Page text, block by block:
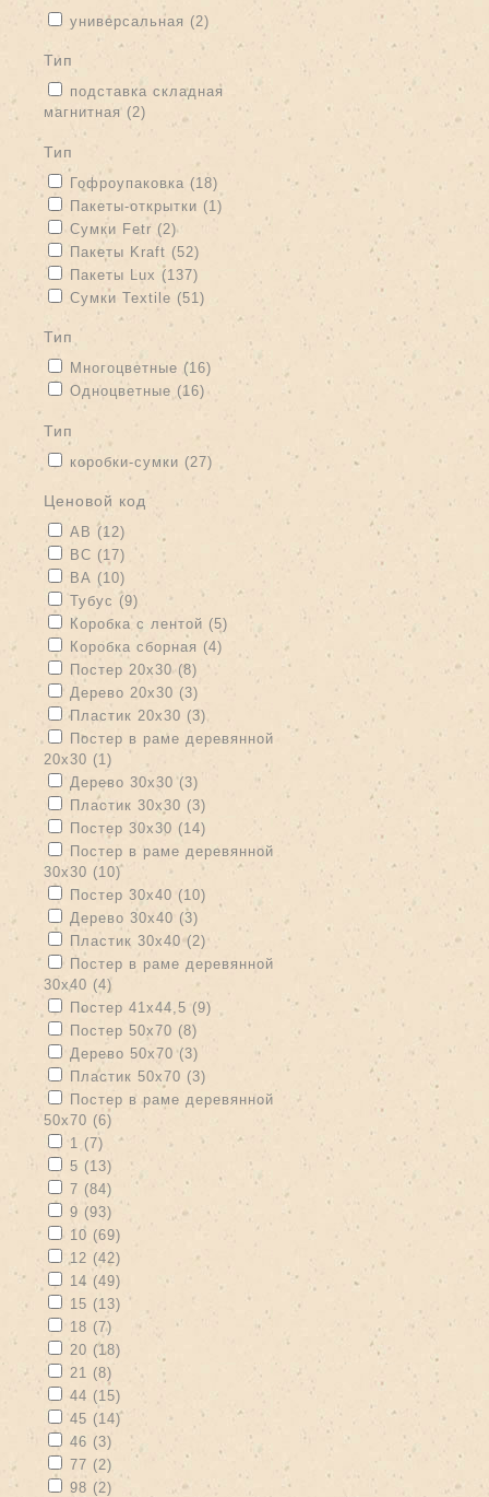
Apply универсальная filter
универсальная (2) Apply универсальная filter
тип
Apply подставка складная магнитная filter
подставка складная
магнитная (2) Apply подставка складная магнитная filter
тип
Apply Гофроупаковка filter
Гофроупаковка (18) Apply Гофроупаковка filter
Apply Пакеты-открытки filter
Пакеты-открытки (1) Apply Пакеты-открытки filter
Apply Сумки Fetr filter
Сумки Fetr (2)Apply Сумки Fetr filter
Apply Пакеты Kraft filter
Пакеты Kraft (52) Apply Пакеты Kraft filter
Apply Пакеты Lux filter
Пакеты Lux (137) Apply Пакеты Lux filter
Apply Сумки Textile filter
Сумки Textile (51) Apply Сумки Textile filter
тип
Apply Многоцветные filter
Многоцветные (16) Apply Многоцветные filter
Apply Одноцветные filter
Одноцветные (16) Apply Одноцветные filter
тип
Apply коробки-сумки filter
коробки-сумки (27) Apply коробки-сумки filter
Ценовой код
Apply АВ filter
АВ (12)
Apply ВС filter
ВС (17) Apply ВС filter
Apply ВА filter
ВА (10)
Apply Тубус filter
Тубус (9) Apply Тубус filter
Apply Коробка с лентой filter
Коробка с лентой (5) Apply Коробка с лентой filter
Apply Коробка сборная filter
Коробка сборная (4) Apply Коробка сборная filter
Apply Постер 20х30 filter
Постер 20х30 (8) Apply Постер 20х30 filter
Apply Дерево 20х30 filter
Дерево 20х30 (3) Apply Дерево 20х30 filter
Apply Пластик 20х30 filter
Пластик 20х30 (3) Apply Пластик 20х30 filter
Apply Постер в раме деревянной 20х30 filter
Постер в раме деревянной
20х30 (1) Apply Постер в раме деревянной 20х30 filter
Apply Дерево 30х30 filter
Дерево 30х30 (3) Apply Дерево 30х30 filter
Apply Пластик 30х30 filter
Пластик 30х30 (3) Apply Пластик 30х30 filter
Apply Постер 30х30 filter
Постер 30х30 (14) Apply Постер 30х30 filter
Apply Постер в раме деревянной 30х30 filter
Постер в раме деревянной
30х30 (10)Apply Постер в раме деревянной 30х30 filter
Apply Постер 30х40 filter
Постер 30х40 (10) Apply Постер 30х40 filter
Apply Дерево 30х40 filter
Дерево 30х40 (3) Apply Дерево 30х40 filter
Apply Пластик 30х40 filter
Пластик 30х40 (2) Apply Пластик 30х40 filter
Apply Постер в раме деревянной 30х40 filter
Постер в раме деревянной
30х40 (4) Apply Постер в раме деревянной 30х40 filter
Apply Постер 41х44,5 filter
Постер 41х44,5 (9) Apply Постер 41х44,5 filter
Apply Постер 50х70 filter
Постер 50х70 (8) Apply Постер 50х70 filter
Apply Дерево 50х70 filter
Дерево 50х70 (3) Apply Дерево 50х70 filter
Apply Пластик 50х70 filter
Пластик 50х70 (3) Apply Пластик 50х70 filter
Apply Постер в раме деревянной 50х70 filter
Постер в раме деревянной
50х70 (6)
Apply 1 filter
1 (7) Apply 1 filter
Apply 5 filter
5 (13) Apply 5 filter
Apply 7 filter
7 (84) Apply 7 filter
Apply 9 filter
9 (93) Apply 9 filter
Apply 10 filter
10 (69)
Apply 12 filter
12 (42) Apply 12 filter
Apply 14 filter
14 (49) Apply 14 filter
Apply 15 filter
15 (13) Apply 15 filter
Apply 18 filter
18 (7) Apply 18 filter
Apply 20 filter
20 (18)
Apply 21 filter
21 (8) Apply 21 filter
Apply 44 filter
44 (15)
Apply 45 filter
45 (14)Apply 45 filter
Apply 46 filter
46 (3) Apply 46 filter
Apply 77 filter
77 (2) Apply 77 filter
Apply 98 filter
98 (2) Apply 98 filter